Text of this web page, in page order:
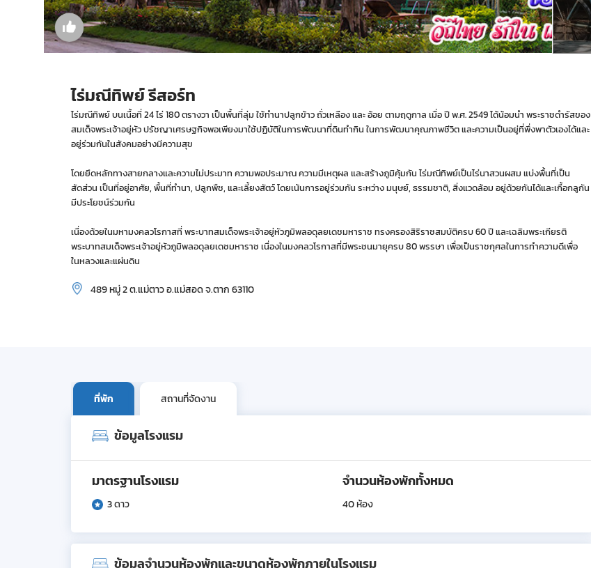
ไร่มณีทิพย์ รีสอร์ท
ไร่มณีทิพย์ บนเนื้อที่ 24 ไร่ 180 ตรางวา เป็นพื้นที่ลุ่ม ใช้ทำนาปลูกข้าว ถั่วเหลือง และ อ้อย ตามฤดูกาล เมื่อ ปี พ.ศ. 2549 ได้น้อมนำ พระราชดำรัสของ
สมเด็จพระเจ้าอยู่หัว ปรัชญาเศรษฐกิจพอเพียงมาใช้ปฏิบัติในการพัฒนาที่ดินทำกิน ในการพัฒนาคุณภาพชีวิต และความเป็นอยู่ที่พึ่งพาตัวเองได้และ
อยู่ร่วมกันในสังคมอย่างมีความสุข
โดยยึดหลักทางสายกลางและความไม่ประมาท ความพอประมาณ ความมีเหตุผล และสร้างภูมิคุ้มกัน ไร่มณีทิพย์เป็นไร่นาสวนผสม แบ่งพื้นที่เป็น
สัดส่วน เป็นที่อยู่อาศัย, พื้นที่ทำนา, ปลูกพืช, และเลี้ยงสัตว์ โดยเน้นการอยู่ร่วมกัน ระหว่าง มนุษย์, ธรรมชาติ, สิ่งแวดล้อม อยู่ด้วยกันได้และเกื้อกลูกัน
มีประโยชน์ร่วมกัน
เนื่องด้วยในมหามงคลวโรกาสที่ พระบาทสมเด็จพระเจ้าอยู่หัวภูมิพลอดุลยเดชมหาราช ทรงครองสิริราชสมบัติครบ 60 ปี และเฉลิมพระเกียรติ
พระบาทสมเด็จพระเจ้าอยู่หัวภูมิพลอดุลยเดชมหาราช เนื่องในมงคลวโรกาสที่มีพระชนมายุครบ 80 พรรษา เพื่อเป็นราชกุศลในการทำความดีเพื่อ
ในหลวงและแผ่นดิน
489 หมู่ 2 ต.แม่ตาว อ.แม่สอด จ.ตาก 63110
ที่พัก สถานที่จัดงาน
ข้อมูลโรงแรม
มาตรฐานโรงแรม
3 ดาว
จำนวนห้องพักทั้งหมด
40 ห้อง
ข้อมูลจำนวนห้องพักและขนาดห้องพักภายในโรงแรม